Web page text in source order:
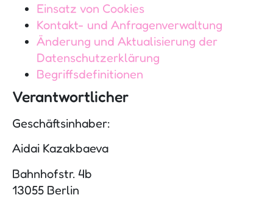
Einsatz von Cookies
Kontakt- und Anfragenverwaltung
Änderung und Aktualisierung der
Datenschutzerklärung
Begriffsdefinitionen
Verantwortlicher
Geschäftsinhaber:
Aidai Kazakbaeva
Bahnhofstr. 4b
13055 Berlin